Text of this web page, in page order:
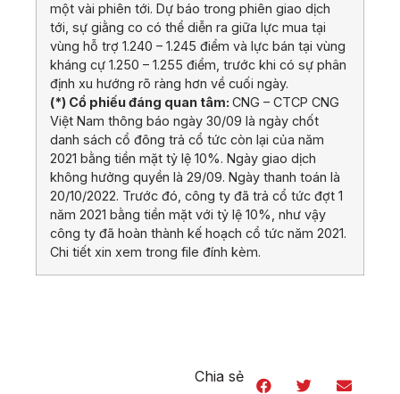
một vài phiên tới. Dự báo trong phiên giao dịch
tới, sự giằng co có thể diễn ra giữa lực mua tại
vùng hỗ trợ 1.240 – 1.245 điểm và lực bán tại vùng
kháng cự 1.250 – 1.255 điểm, trước khi có sự phân
định xu hướng rõ ràng hơn về cuối ngày.
(*) Cổ phiếu đáng quan tâm: CNG – CTCP CNG
Việt Nam thông báo ngày 30/09 là ngày chốt
danh sách cổ đông trả cổ tức còn lại của năm
2021 bằng tiền mặt tỷ lệ 10%. Ngày giao dịch
không hưởng quyền là 29/09. Ngày thanh toán là
20/10/2022. Trước đó, công ty đã trả cổ tức đợt 1
năm 2021 bằng tiền mặt với tỷ lệ 10%, như vậy
công ty đã hoàn thành kế hoạch cổ tức năm 2021.
Chi tiết xin xem trong file đính kèm.
Chia sẻ